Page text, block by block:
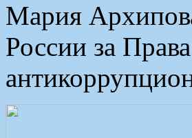
Мария
России за